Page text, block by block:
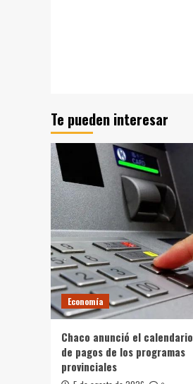
Te pueden interesar
Economía
Chaco anunció el calendario
de pagos de los programas
provinciales